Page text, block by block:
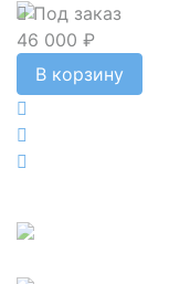
Под заказ
46 000 ₽
В корзину